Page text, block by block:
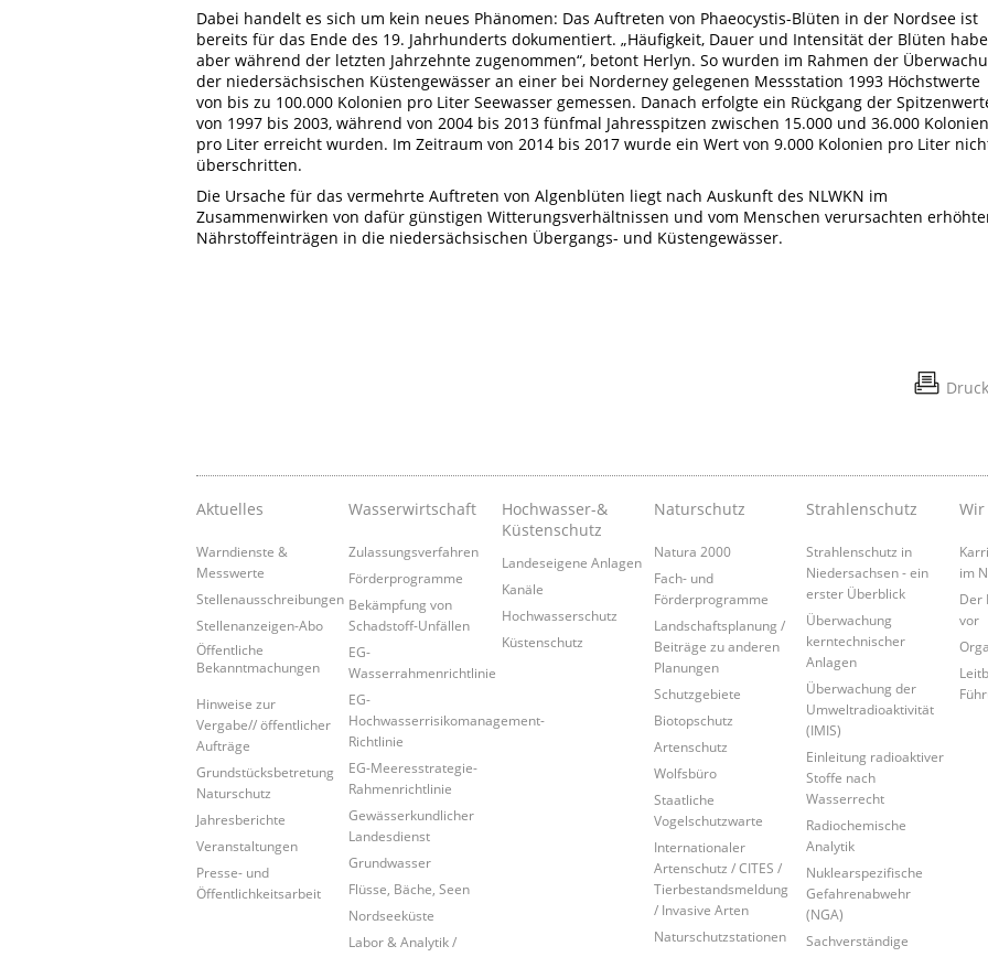
Dabei handelt es sich um kein neues Phänomen: Das Auftreten von Phaeocystis-Blüten in der Nordsee ist
bereits für das Ende des 19. Jahrhunderts dokumentiert. „Häufigkeit, Dauer und Intensität der Blüten
aber während der letzten Jahrzehnte zugenommen“, betont Herlyn. So wurden im Rahmen der
der niedersächsischen Küstengewässer an einer bei Norderney gelegenen Messstation 1993 Höchstwerte
von bis zu 100.000 Kolonien pro Liter Seewasser gemessen. Danach erfolgte ein Rückgang der
von 1997 bis 2003, während von 2004 bis 2013 fünfmal Jahresspitzen zwischen 15.000 und 36.000 Kolonien
pro Liter erreicht wurden. Im Zeitraum von 2014 bis 2017 wurde ein Wert von 9.000 Kolonien pro Liter
überschritten.
Die Ursache für das vermehrte Auftreten von Algenblüten liegt nach Auskunft des NLWKN im
Zusammenwirken von dafür günstigen Witterungsverhältnissen und vom Menschen verursachten
Nährstoffeinträgen in die niedersächsischen Übergangs- und Küstengewässer.
Aktuelles
Warndienste &
Messwerte
Stellenausschreibungen
Stellenanzeigen-Abo
Öffentliche
Bekanntmachungen
Hinweise zur
Vergabe// öffentlicher
Aufträge
Grundstücksbetretung
Naturschutz
Jahresberichte
Veranstaltungen
Presse- und
Öffentlichkeitsarbeit
Wasserwirtschaft
Zulassungsverfahren
Förderprogramme
Bekämpfung von
Schadstoff-Unfällen
EG-
Wasserrahmenrichtlinie
EG-
Hochwasserrisikomanagement-
Richtlinie
EG-Meeresstrategie-
Rahmenrichtlinie
Gewässerkundlicher
Landesdienst
Grundwasser
Flüsse, Bäche, Seen
Nordseeküste
Labor & Analytik /
Hochwasser-&
Küstenschutz
Landeseigene Anlagen
Kanäle
Hochwasserschutz
Küstenschutz
Naturschutz
Natura 2000
Fach- und
Förderprogramme
Landschaftsplanung /
Beiträge zu anderen
Planungen
Schutzgebiete
Biotopschutz
Artenschutz
Wolfsbüro
Staatliche
Vogelschutzwarte
Internationaler
Artenschutz / CITES /
Tierbestandsmeldung
/ Invasive Arten
Naturschutzstationen
Strahlenschutz
Strahlenschutz in
Niedersachsen - ein
erster Überblick
Überwachung
kerntechnischer
Anlagen
Überwachung der
Umweltradioaktivität
(IMIS)
Einleitung radioaktiver
Stoffe nach
Wasserrecht
Radiochemische
Analytik
Nuklearspezifische
Gefahrenabwehr
(NGA)
Sachverständige
im
Der
vor